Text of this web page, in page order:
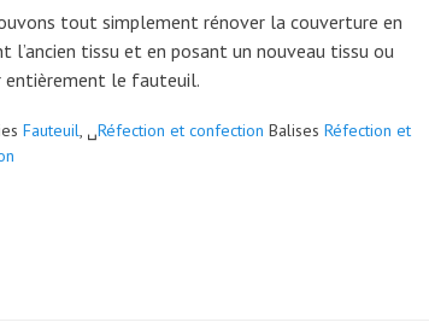
tout simplement rénover la couverture en
l’ancien tissu et en posant un nouveau tissu ou
entièrement le fauteuil.
Fauteuil, ␣Réfection et confection Balises Réfection et